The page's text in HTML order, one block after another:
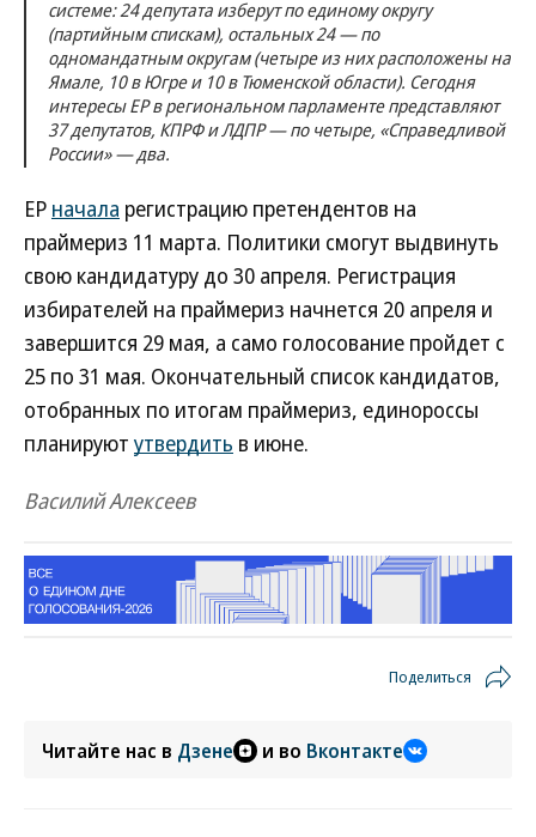
системе: 24 депутата изберут по единому округу
(партийным спискам), остальных 24 — по
одномандатным округам (четыре из них расположены на
Ямале, 10 в Югре и 10 в Тюменской области). Сегодня
интересы ЕР в региональном парламенте представляют
37 депутатов, КПРФ и ЛДПР — по четыре, «Справедливой
России» — два.
ЕР начала регистрацию претендентов на
праймериз 11 марта. Политики смогут выдвинуть
свою кандидатуру до 30 апреля. Регистрация
избирателей на праймериз начнется 20 апреля и
завершится 29 мая, а само голосование пройдет с
25 по 31 мая. Окончательный список кандидатов,
отобранных по итогам праймериз, единороссы
планируют утвердить в июне.
Василий Алексеев
Поделиться
Читайте нас в Дзене и во Вконтакте